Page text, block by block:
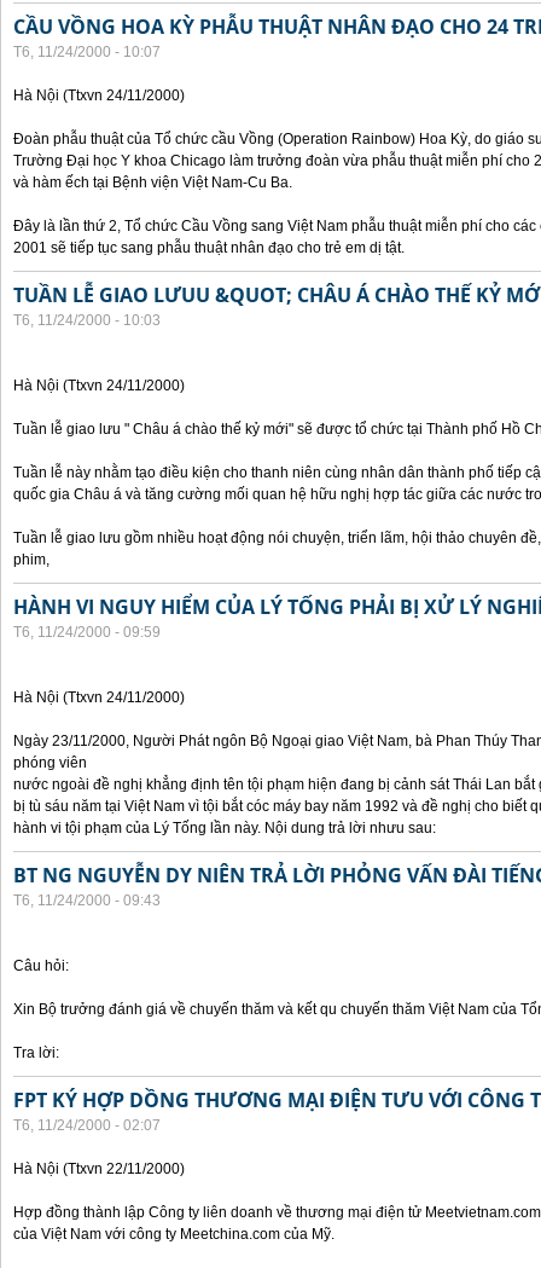
CẦU VỒNG HOA KỲ PHẪU THUẬT NHÂN ĐẠO CHO 24
T6, 11/24/2000 - 10:07
Hà Nội (Ttxvn 24/11/2000)
Đoàn phẫu thuật của Tổ chức cầu Vồng (Operation Rainbow) Hoa Kỳ, do giáo
Trường Đại học Y khoa Chicago làm trưởng đoàn vừa phẫu thuật miễn phí cho
và hàm ếch tại Bệnh viện Việt Nam-Cu Ba.
Đây là lần thứ 2, Tổ chức Cầu Vồng sang Việt Nam phẫu thuật miễn phí cho
2001 sẽ tiếp tục sang phẫu thuật nhân đạo cho trẻ em dị tật.
TUẦN LỄ GIAO LƯUU &QUOT; CHÂU Á CHÀO THẾ KỶ
T6, 11/24/2000 - 10:03
Hà Nội (Ttxvn 24/11/2000)
Tuần lễ giao lưu " Châu á chào thế kỷ mới" sẽ được tổ chức tại Thành phố Hồ
Tuần lễ này nhằm tạo điều kiện cho thanh niên cùng nhân dân thành phố tiếp
quốc gia Châu á và tăng cường mối quan hệ hữu nghị hợp tác giữa các nước
Tuần lễ giao lưu gồm nhiều hoạt động nói chuyện, triển lãm, hội thảo chuyên
phim,
HÀNH VI NGUY HIỂM CỦA LÝ TỐNG PHẢI BỊ XỬ LÝ
T6, 11/24/2000 - 09:59
Hà Nội (Ttxvn 24/11/2000)
Ngày 23/11/2000, Người Phát ngôn Bộ Ngoại giao Việt Nam, bà Phan Thúy
phóng viên
nước ngoài đề nghị khẳng định tên tội phạm hiện đang bị cảnh sát Thái Lan
bị tù sáu năm tại Việt Nam vì tội bắt cóc máy bay năm 1992 và đề nghị cho biết
hành vi tội phạm của Lý Tống lần này. Nội dung trả lời nhưu sau:
BT NG NGUYỄN DY NIÊN TRẢ LỜI PHỎNG VẤN ĐÀI
T6, 11/24/2000 - 09:43
Câu hỏi:
Xin Bộ trưởng đánh giá về chuyến thăm và kết qu chuyến thăm Việt Nam của
Tra lời:
FPT KÝ HỢP DỒNG THƯƠNG MẠI ĐIỆN TƯU VỚI CÔNG
T6, 11/24/2000 - 02:07
Hà Nội (Ttxvn 22/11/2000)
Hợp đồng thành lập Công ty liên doanh về thương mại điện tử
của Việt Nam với công ty Meetchina.com của Mỹ.